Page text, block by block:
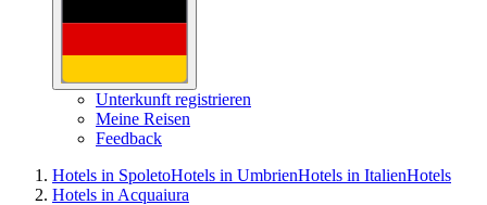
Unterkunft registrieren
Meine Reisen
Feedback
Hotels in SpoletoHotels in UmbrienHotels in ItalienHotels
Hotels in Acquaiura